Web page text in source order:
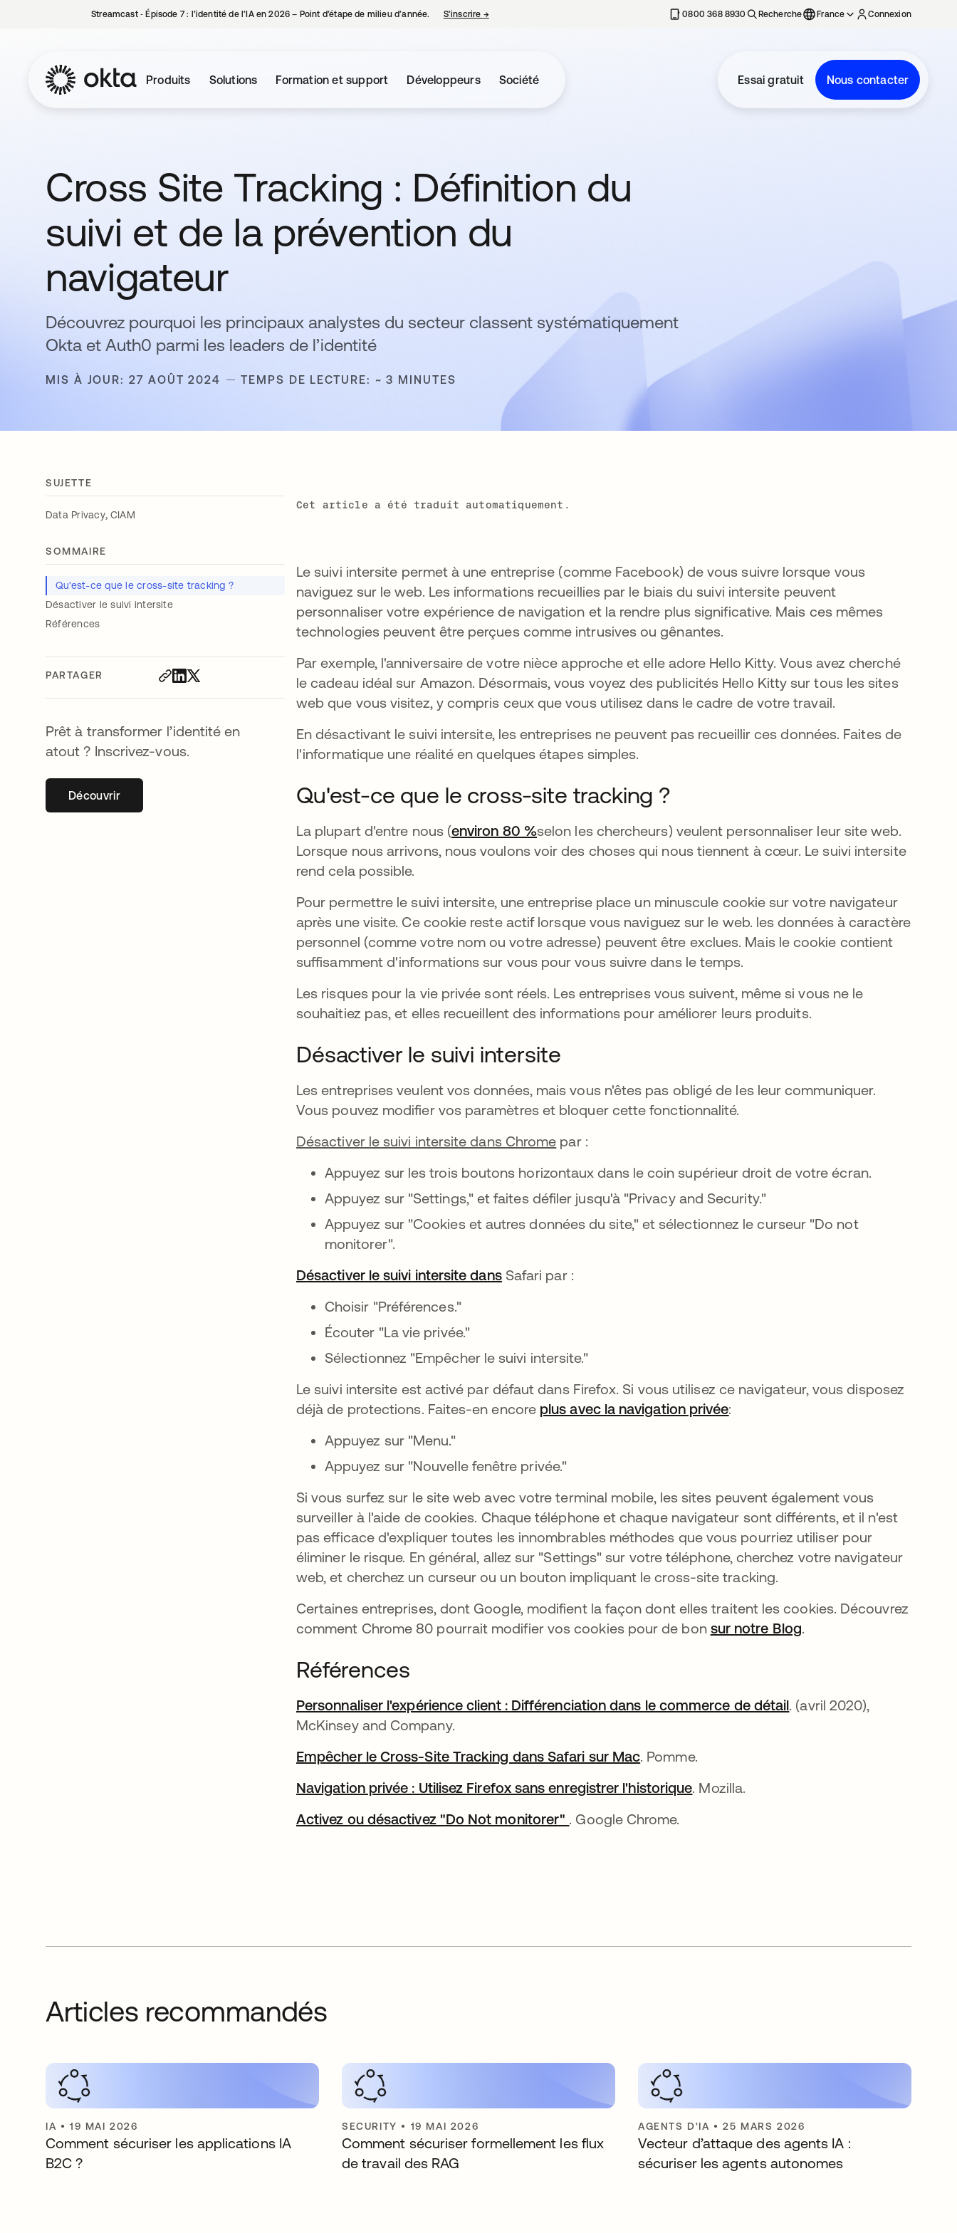
Streamcast ‑ Épisode 7 : l’identité de l’IA en 2026 – Point d’étape de milieu d’année. S’inscrire →s’ouvre dans un nouvel onglet 0800 368 8930 Recherche France Connexion
Produits Solutions Formation et support Développeurs Société Essai gratuit Nous contacter
Cross Site Tracking : Définition du
suivi et de la prévention du
navigateur
Découvrez pourquoi les principaux analystes du secteur classent systématiquement
Okta et Auth0 parmi les leaders de l’identité
MIS À JOUR: 27 AOÛT 2024 TEMPS DE LECTURE: ~ 3 MINUTES
SUJETTE
Data Privacy, CIAM
SOMMAIRE
Qu'est-ce que le cross-site tracking ?
Désactiver le suivi intersite
Références
PARTAGER
Prêt à transformer l’identité en
atout ? Inscrivez-vous.
Découvrirs’ouvre dans un nouvel onglet
Cet article a été traduit automatiquement.
Le suivi intersite permet à une entreprise (comme Facebook) de vous suivre lorsque vous
naviguez sur le web. Les informations recueillies par le biais du suivi intersite peuvent
personnaliser votre expérience de navigation et la rendre plus significative. Mais ces mêmes
technologies peuvent être perçues comme intrusives ou gênantes.
Par exemple, l'anniversaire de votre nièce approche et elle adore Hello Kitty. Vous avez cherché
le cadeau idéal sur Amazon. Désormais, vous voyez des publicités Hello Kitty sur tous les sites
web que vous visitez, y compris ceux que vous utilisez dans le cadre de votre travail.
En désactivant le suivi intersite, les entreprises ne peuvent pas recueillir ces données. Faites de
l'informatique une réalité en quelques étapes simples.
Qu'est-ce que le cross-site tracking ?
La plupart d'entre nous (environ 80 %s’ouvre dans un nouvel onglet
selon les chercheurs) veulent personnaliser leur site web.
Lorsque nous arrivons, nous voulons voir des choses qui nous tiennent à cœur. Le suivi intersite
rend cela possible.
Pour permettre le suivi intersite, une entreprise place un minuscule cookie sur votre navigateur
après une visite. Ce cookie reste actif lorsque vous naviguez sur le web. les données à caractère
personnel (comme votre nom ou votre adresse) peuvent être exclues. Mais le cookie contient
suffisamment d'informations sur vous pour vous suivre dans le temps.
Les risques pour la vie privée sont réels. Les entreprises vous suivent, même si vous ne le
souhaitiez pas, et elles recueillent des informations pour améliorer leurs produits.
Désactiver le suivi intersite
Les entreprises veulent vos données, mais vous n'êtes pas obligé de les leur communiquer.
Vous pouvez modifier vos paramètres et bloquer cette fonctionnalité.
Désactiver le suivi intersite dans Chrome par :
Appuyez sur les trois boutons horizontaux dans le coin supérieur droit de votre écran.
Appuyez sur "Settings," et faites défiler jusqu'à "Privacy and Security."
Appuyez sur "Cookies et autres données du site," et sélectionnez le curseur "Do not
monitorer".
Désactiver le suivi intersite danss’ouvre dans un nouvel onglet
Safari par :
Choisir "Préférences."
Écouter "La vie privée."
Sélectionnez "Empêcher le suivi intersite."
Le suivi intersite est activé par défaut dans Firefox. Si vous utilisez ce navigateur, vous disposez
déjà de protections. Faites-en encore plus avec la navigation privées’ouvre dans un nouvel onglet
:
Appuyez sur "Menu."
Appuyez sur "Nouvelle fenêtre privée."
Si vous surfez sur le site web avec votre terminal mobile, les sites peuvent également vous
surveiller à l'aide de cookies. Chaque téléphone et chaque navigateur sont différents, et il n'est
pas efficace d'expliquer toutes les innombrables méthodes que vous pourriez utiliser pour
éliminer le risque. En général, allez sur "Settings" sur votre téléphone, cherchez votre navigateur
web, et cherchez un curseur ou un bouton impliquant le cross-site tracking.
Certaines entreprises, dont Google, modifient la façon dont elles traitent les cookies. Découvrez
comment Chrome 80 pourrait modifier vos cookies pour de bon sur notre Blog.
Références
Personnaliser l'expérience client : Différenciation dans le commerce de détails’ouvre dans un nouvel
. (avril 2020),
McKinsey and Company.
Empêcher le Cross-Site Tracking dans Safari sur Macs’ouvre dans un nouvel onglet
. Pomme.
Navigation privée : Utilisez Firefox sans enregistrer l'historiques’ouvre dans un nouvel onglet
. Mozilla.
Activez ou désactivez "Do Not monitorer" s’ouvre dans un nouvel onglet
. Google Chrome.
Articles recommandés
IA •19 MAI 2026
Comment sécuriser les applications IA
B2C ?
SECURITY • 19 MAI 2026
Comment sécuriser formellement les flux
de travail des RAG
AGENTS D'IA •25 MARS 2026
Vecteur d’attaque des agents IA :
sécuriser les agents autonomes